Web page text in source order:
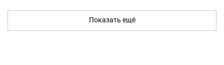
Показать ещё